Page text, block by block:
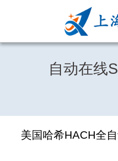
自动在线
美国哈希HACH全